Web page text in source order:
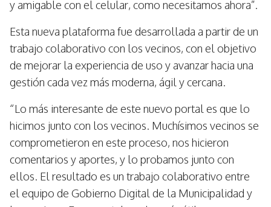
y amigable con el celular, como necesitamos ahora”.
Esta nueva plataforma fue desarrollada a partir de un
trabajo colaborativo con los vecinos, con el objetivo
de mejorar la experiencia de uso y avanzar hacia una
gestión cada vez más moderna, ágil y cercana.
“Lo más interesante de este nuevo portal es que lo
hicimos junto con los vecinos. Muchísimos vecinos se
comprometieron en este proceso, nos hicieron
comentarios y aportes, y lo probamos junto con
ellos. El resultado es un trabajo colaborativo entre
el equipo de Gobierno Digital de la Municipalidad y